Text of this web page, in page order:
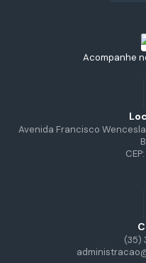
Acompanhe
Avenida Francisco
(35)